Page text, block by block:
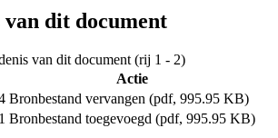
van dit document
van dit document (rij 1 - 2)
Actie
Bronbestand vervangen (pdf, 995.95 KB)
Bronbestand toegevoegd (pdf, 995.95 KB)